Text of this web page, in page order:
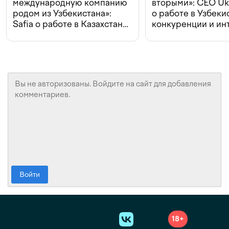
международную компанию
родом из Узбекистана»:
Safia о работе в Казахстане,
вторыми»: CEO
о работе в
конкуренции и
Войти
18+